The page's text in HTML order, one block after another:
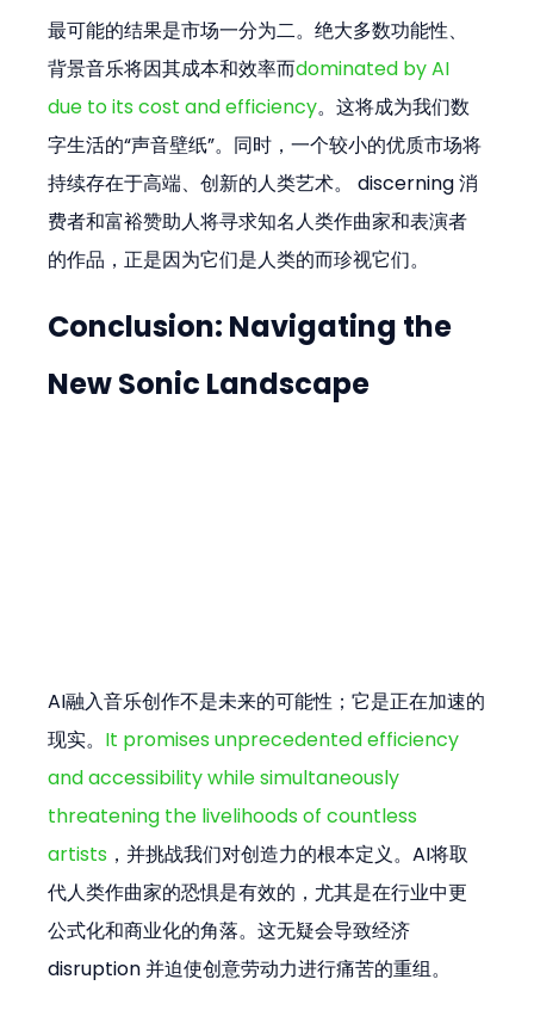
最可能的结果是市场一分为二。绝大多数功能性、
背景音乐将因其成本和效率而dominated by AI
due to its cost and efficiency。这将成为我们数
字生活的“声音壁纸”。同时，一个较小的优质市场将
持续存在于高端、创新的人类艺术。 discerning 消
费者和富裕赞助人将寻求知名人类作曲家和表演者
的作品，正是因为它们是人类的而珍视它们。
Conclusion: Navigating the
New Sonic Landscape
AI融入音乐创作不是未来的可能性；它是正在加速的
现实。 It promises unprecedented efficiency
and accessibility while simultaneously
threatening the livelihoods of countless
artists ，并挑战我们对创造力的根本定义。AI将取
代人类作曲家的恐惧是有效的，尤其是在行业中更
公式化和商业化的角落。这无疑会导致经济
disruption 并迫使创意劳动力进行痛苦的重组。